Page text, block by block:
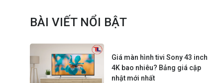
BÀI VIẾT NỔI BẬT
Giá màn hình tivi Sony 43 inch
4K bao nhiêu? Bảng giá cập
nhật mới nhất